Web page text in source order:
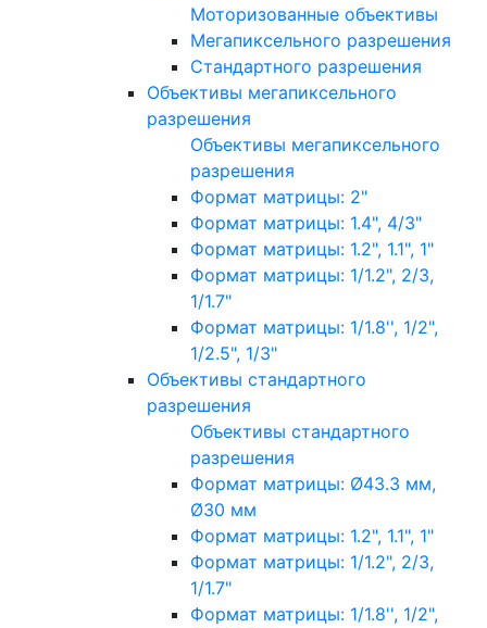
Моторизованные объективы
Мегапиксельного разрешения
Стандартного разрешения
Объективы мегапиксельного
разрешения
Объективы мегапиксельного
разрешения
Формат матрицы: 2"
Формат матрицы: 1.4", 4/3"
Формат матрицы: 1.2", 1.1", 1"
Формат матрицы: 1/1.2", 2/3,
1/1.7"
Формат матрицы: 1/1.8'', 1/2",
1/2.5", 1/3"
Объективы стандартного
разрешения
Объективы стандартного
разрешения
Формат матрицы: Ø43.3 мм,
Ø30 мм
Формат матрицы: 1.2", 1.1", 1"
Формат матрицы: 1/1.2", 2/3,
1/1.7"
Формат матрицы: 1/1.8'', 1/2",